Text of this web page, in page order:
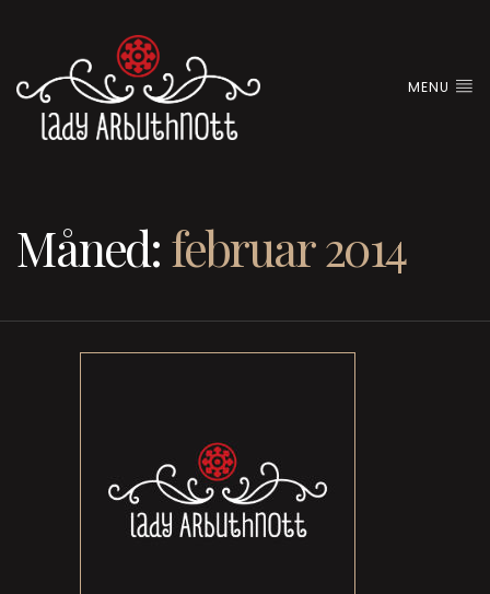
MENU
Måned:februar 2014